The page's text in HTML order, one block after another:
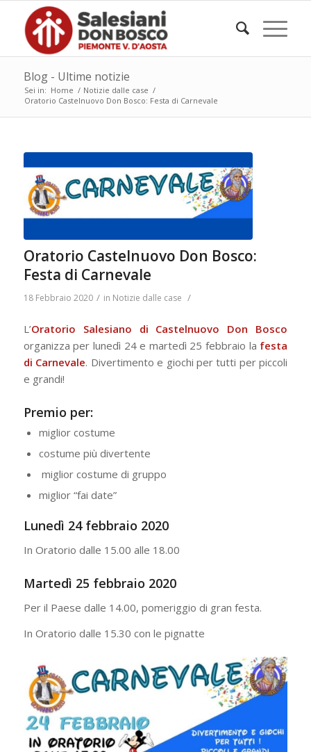
Blog - Ultime notizie
Sei in: Home / Notizie dalle case /
Oratorio Castelnuovo Don Bosco: Festa di Carnevale
Oratorio Castelnuovo Don Bosco:
Festa di Carnevale
18 Febbraio 2020 / in Notizie dalle case /
L’Oratorio Salesiano di Castelnuovo Don Bosco
organizza per lunedì 24 e martedì 25 febbraio la festa
di Carnevale. Divertimento e giochi per tutti per piccoli
e grandi!
Premio per:
miglior costume
costume più divertente
miglior costume di gruppo
miglior “fai date”
Lunedì 24 febbraio 2020
In Oratorio dalle 15.00 alle 18.00
Martedì 25 febbraio 2020
Per il Paese dalle 14.00, pomeriggio di gran festa.
In Oratorio dalle 15.30 con le pignatte